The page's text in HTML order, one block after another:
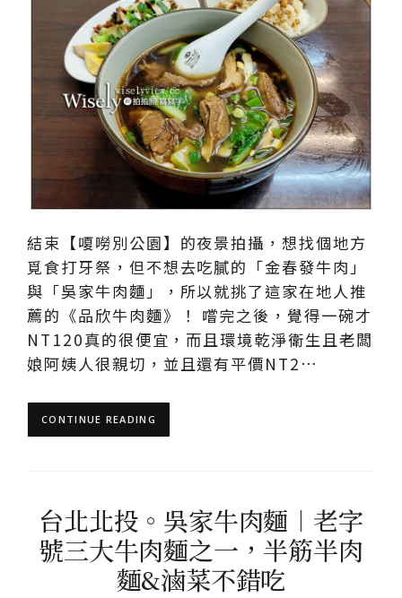
結束【嗄嘮別公園】的夜景拍攝，想找個地方
覓食打牙祭，但不想去吃膩的「金春發牛肉」
與「吳家牛肉麵」，所以就挑了這家在地人推
薦的《品欣牛肉麵》！ 嚐完之後，覺得一碗才
NT120真的很便宜，而且環境乾淨衛生且老闆
娘阿姨人很親切，並且還有平價NT2…
CONTINUE READING
台北北投。吳家牛肉麵︱老字
號三大牛肉麵之一，半筋半肉
麵&滷菜不錯吃